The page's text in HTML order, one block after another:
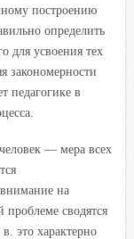
построению
определить
для усвоения тех
закономерности
педагогике в
— мера всех
на
проблеме сводятся
это характерно